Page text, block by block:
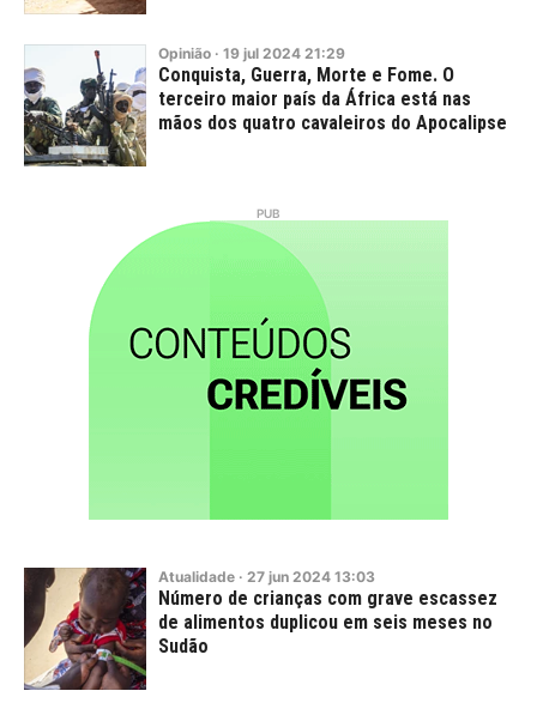
Opinião · 19 jul 2024 21:29
Conquista, Guerra, Morte e Fome. O
terceiro maior país da África está nas
mãos dos quatro cavaleiros do Apocalipse
Atualidade · 27 jun 2024 13:03
Número de crianças com grave escassez
de alimentos duplicou em seis meses no
Sudão